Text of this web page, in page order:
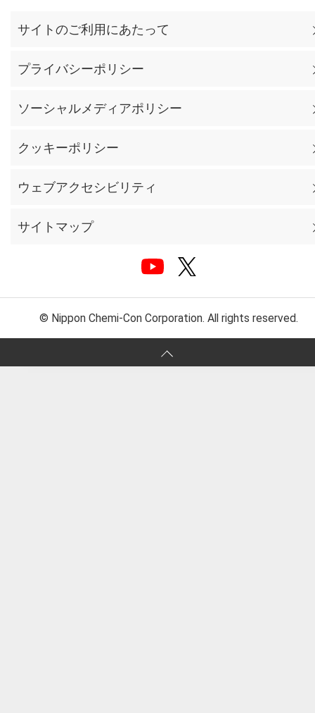
サイトのご利用にあたって
プライバシーポリシー
ソーシャルメディアポリシー
クッキーポリシー
ウェブアクセシビリティ
サイトマップ
© Nippon Chemi-Con Corporation. All rights reserved.